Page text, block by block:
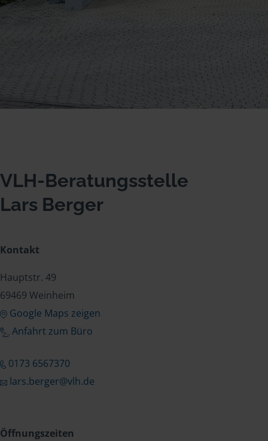
VLH-Beratungsstelle
Lars Berger
Kontakt
Hauptstr. 49
69469 Weinheim
Google Maps zeigen
Anfahrt zum Büro
0173 6567370
lars.berger@vlh.de
Öffnungszeiten